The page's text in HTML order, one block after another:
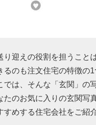
迎えの役割を担うこと
のも注文住宅の特徴の
は、そんな「玄関」の
のお気に入りの玄関写
めする住宅会社をご紹